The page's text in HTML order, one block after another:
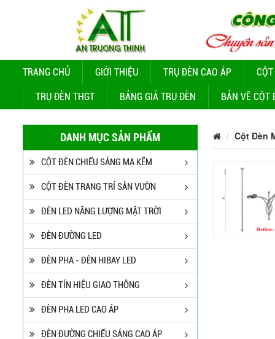
TRANG CHỦ GIỚI THIỆU TRỤ ĐÈN CAO ÁP
TRỤ ĐÈN THGT BẢNG GIÁ TRỤ ĐÈN BẢN VẼ CỘT
DANH MỤC SẢN PHẨM
CỘT ĐÈN CHIẾU SÁNG MẠ KẼM
CỘT ĐÈN TRANG TRÍ SÂN VƯỜN
ĐÈN LED NĂNG LƯỢNG MẶT TRỜI
ĐÈN ĐƯỜNG LED
ĐÈN PHA - ĐÈN HIBAY LED
ĐÈN TÍN HIỆU GIAO THÔNG
ĐÈN PHA LED CAO ÁP
ĐÈN ĐƯỜNG CHIẾU SÁNG CAO ÁP
Cột Đèn